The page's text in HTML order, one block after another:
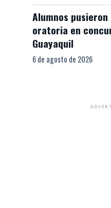
Alumnos
oratoria en
Guayaquil
6 de agosto de 2026